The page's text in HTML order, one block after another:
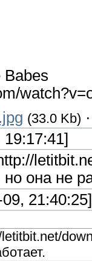
Babes
(33.0 Kb)
19:17:41]
она не
21:40:25]